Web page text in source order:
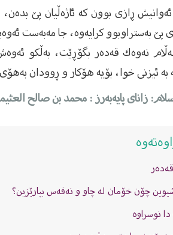
ڕازى بوون كە ئاژەڵیان پێ
بەستراوبوو كرایەوە، جا مەبەست
نەوەك قەدەر بگۆڕێت، بەڵكو
بە ئیزنى خوا، بۆیە هۆكار و ڕوودان
زاناى پایەبەرز : محمد بن صالح
چۆن خۆمان لە چاو و نەفەس بپارێزین؟
نوسراوە